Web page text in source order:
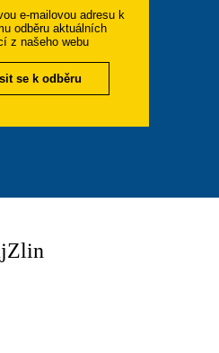
e-mailovou adresu k
odběru aktuálních
z našeho webu
se k odběru